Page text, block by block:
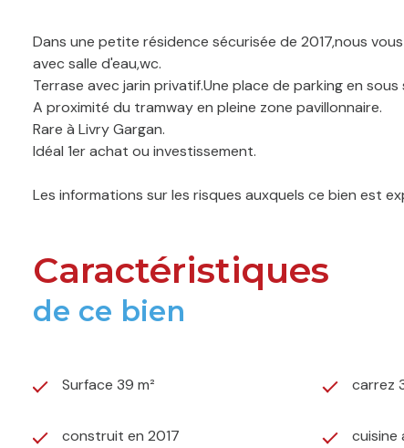
Dans une petite résidence sécurisée de 2017,nous
avec salle d'eau,wc.
Terrase avec jarin privatif.Une place de parking en sous
A proximité du tramway en pleine zone pavillonnaire.
Rare à Livry Gargan.
Idéal 1er achat ou investissement.
Les informations sur les risques auxquels ce bien est
Caractéristiques
de ce bien
Surface 39 m² carrez
construit en 2017 cuisine